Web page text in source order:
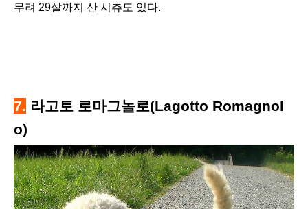
무려 29살까지 산 시츄도 있다.
7. 라고토 로마그놀로(Lagotto Romagnol
o)